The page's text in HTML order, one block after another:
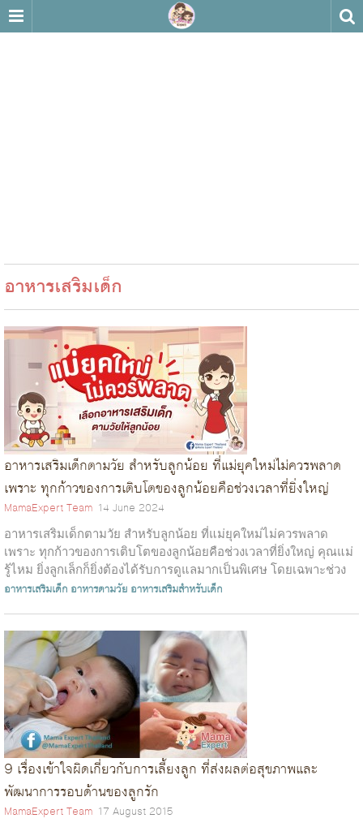
อาหารเสริมเด็ก
อาหารเสริมเด็กตามวัย สำหรับลูกน้อย ที่แม่ยุคใหม่ไม่ควรพลาด
เพราะ ทุกก้าวของการเติบโตของลูกน้อยคือช่วงเวลาที่ยิ่งใหญ่
MamaExpert Team 14 June 2024
อาหารเสริมเด็กตามวัย สำหรับลูกน้อย ที่แม่ยุคใหม่ไม่ควรพลาด
เพราะ ทุกก้าวของการเติบโตของลูกน้อยคือช่วงเวลาที่ยิ่งใหญ่ คุณแม่
รู้ไหม ยิ่งลูกเล็กก็ยิ่งต้องได้รับการดูแลมากเป็นพิเศษ โดยเฉพาะช่วง
วัยกำลัง...
อาหารเสริมเด็ก อาหารตามวัย อาหารเสริมสำหรับเด็ก
9 เรื่องเข้าใจผิดเกี่ยวกับการเลี้ยงลูก ที่ส่งผลต่อสุขภาพและ
พัฒนาการรอบด้านของลูกรัก
MamaExpert Team 17 August 2015